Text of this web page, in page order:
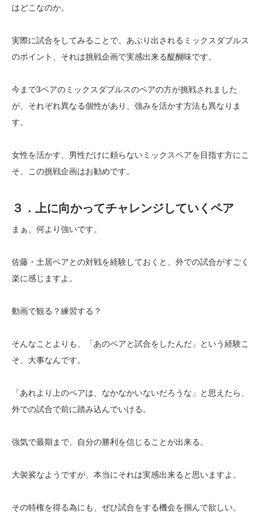
はどこなのか。
実際に試合をしてみることで、あぶり出されるミックスダブルス
のポイント、それは挑戦企画で実感出来る醍醐味です。
今まで3ペアのミックスダブルスのペアの方が挑戦されました
が、それぞれ異なる個性があり、強みを活かす方法も異なりま
す。
女性を活かす、男性だけに頼らないミックスペアを目指す方にこ
そ、この挑戦企画はお勧めです。
３．上に向かってチャレンジしていくペア
まぁ、何より強いです。
佐藤・土居ペアとの対戦を経験しておくと、外での試合がすごく
楽に感じますよ。
動画で観る？練習する？
そんなことよりも、「あのペアと試合をしたんだ」という経験こ
そ、大事なんです。
「あれより上のペアは、なかなかいないだろうな」と思えたら、
外での試合で前に踏み込んでいける。
強気で最期まで、自分の勝利を信じることが出来る。
大袈裟なようですが、本当にそれは実感出来ると思いますよ。
その特権を得る為にも、ぜひ試合をする機会を掴んで欲しい。